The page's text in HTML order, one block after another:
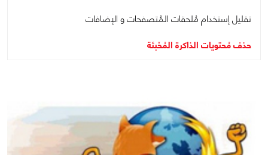
تقليل إستخدام مُلحقات المُتصفحات و الإضافات
حذف مُحتويات الذاكرة المُخَبئة